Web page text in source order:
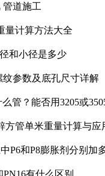
管道施工
量计算方法大全
和小径是多少
纹参数及底孔尺寸详解
么管？能否用3205或
方管单米重量计算与应
P6和P8膨胀剂分别加
PN16有什么区别